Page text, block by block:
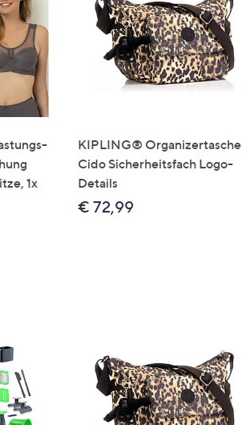
1x
KIPLING® Organizertasche
Cido Sicherheitsfach Logo-
Details
€ 72,99